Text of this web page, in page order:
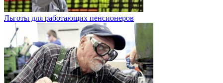
Льготы для работающих пенсионеров